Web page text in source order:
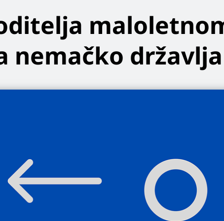
nemačko